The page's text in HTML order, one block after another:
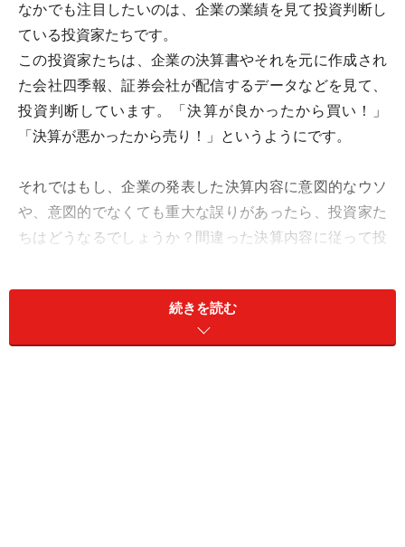
なかでも注目したいのは、企業の業績を見て投資判断し
ている投資家たちです。
この投資家たちは、企業の決算書やそれを元に作成され
た会社四季報、証券会社が配信するデータなどを見て、
投資判断しています。「決算が良かったから買い！」
「決算が悪かったから売り！」というようにです。
それではもし、企業の発表した決算内容に意図的なウソ
や、意図的でなくても重大な誤りがあったら、投資家た
ちはどうなるでしょうか？間違った決算内容に従って投
ちろん大きな利益を得る可能性もあります）。
いずれにしても、間違った決算内容によって投資判断
続きを読む